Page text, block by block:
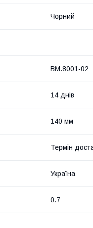
Чорний
BM.8001-02
14 днів
140 мм
Термін
Україна
0.7